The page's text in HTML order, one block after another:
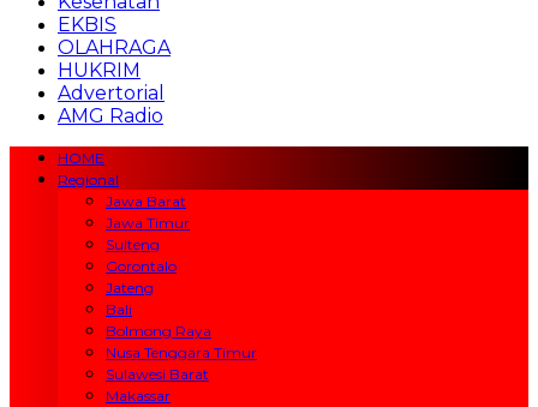
EKBIS
OLAHRAGA
HUKRIM
Advertorial
AMG Radio
HOME
Regional
Jawa Barat
Jawa Timur
Sulteng
Gorontalo
Jateng
Bali
Bolmong Raya
Nusa Tenggara Timur
Sulawesi Barat
Makassar